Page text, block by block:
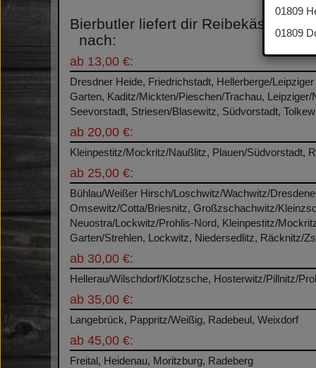
01809
01809
Bierbutler liefert dir Reibekäse
nach:
ab 13,00 €:
Dresdner Heide, Friedrichstadt, Hellerberge/
Garten, Kaditz/Mickten/Pieschen/Trachau,
Seevorstadt, Striesen/Blasewitz, Südvorstadt,
ab 20,00 €:
Kleinpestitz/Mockritz/Naußlitz, Plauen/Südvorstadt,
ab 25,00 €:
Bühlau/Weißer Hirsch/Loschwitz/Wachwitz/
Omsewitz/Cotta/Briesnitz, Großzschachwitz/
Neuostra/Lockwitz/Prohlis-Nord, Kleinpestitz/
Garten/Strehlen, Lockwitz, Niedersedlitz, Räcknitz/
ab 30,00 €:
Hellerau/Wilschdorf/Klotzsche, Hosterwitz/Pillnitz/
ab 35,00 €:
Langebrück, Pappritz/Weißig, Radebeul, Weixdorf
ab 45,00 €:
Freital, Heidenau, Moritzburg, Radeberg